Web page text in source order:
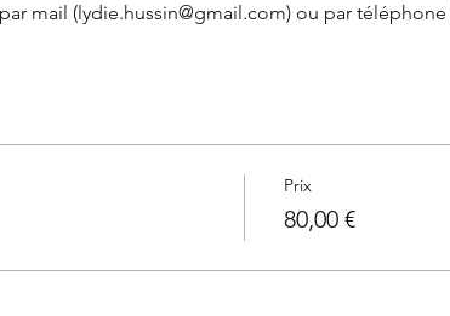
mail (lydie.hussin@gmail.com) ou par téléphone
Prix
80,00 €